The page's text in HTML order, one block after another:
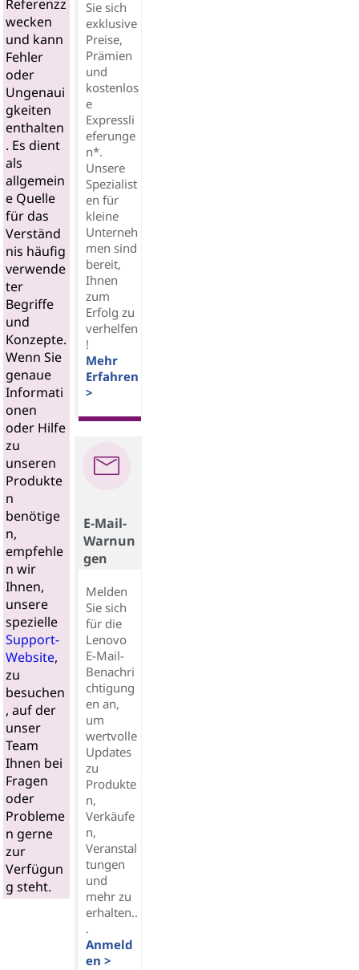
Referenzz
wecken
und kann
Fehler
oder
Ungenaui
gkeiten
enthalten
. Es dient
als
allgemein
e Quelle
für das
Verständ
nis häufig
verwende
ter
Begriffe
und
Konzepte.
Wenn Sie
genaue
Informati
onen
oder Hilfe
zu
unseren
Produkte
n
benötige
n,
empfehle
n wir
Ihnen,
unsere
spezielle
Support-
Website,
zu
besuchen
, auf der
unser
Team
Ihnen bei
Fragen
oder
Probleme
n gerne
zur
Verfügun
g steht.
Sie sich
exklusive
Preise,
Prämien
und
kostenlos
e
Expressli
eferunge
n*.
Unsere
Spezialist
en für
kleine
Unterneh
men sind
bereit,
Ihnen
zum
Erfolg zu
verhelfen
!
Mehr
Erfahren
>
E-Mail-
Warnun
gen
Melden
Sie sich
für die
Lenovo
E-Mail-
Benachri
chtigung
en an,
um
wertvolle
Updates
zu
Produkte
n,
Verkäufe
n,
Veranstal
tungen
und
mehr zu
erhalten..
.
Anmeld
en >